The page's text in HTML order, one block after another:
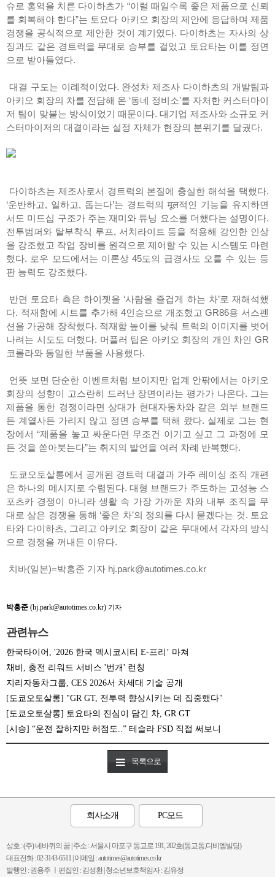
슈로 홍역을 치른 다이하츠가 “이럴 때일수록 좋은 제품으로 신뢰
를 회복해야 한다”는 토요다 아키오 회장의 제안에 응답하며 제품
경쟁을 공식적으로 제안한 것이 계기였다. 다이하츠는 자사의 상
징과도 같은 경트럭을 무대로 승부를 걸었고 토요타는 이를 정면
으로 받아들였다.
대결 구도는 이례적이었다. 완성차 제조사 다이하츠의 개발팀과
아키오 회장의 차를 전담해 온 ‘동네 정비소’를 자처한 커스터마이
저 팀이 맞붙는 방식이었기 때문이다. 대기업 제조사와 소규모 커
스터마이저의 대결이라는 설정 자체가 현장의 분위기를 달궜다.
다이하츠는 제조사로서 경트럭의 본질에 충실한 해석을 택했다.
‘운반하고, 일하고, 돕는다’는 경트럭의 मूल적인 기능을 유지하면
서도 미드십 구조가 주는 재미와 튜닝 요소를 더했다는 설명이다.
전투범퍼와 탈부착식 루프, 서치라이트 등을 적용해 강인한 인상
을 강조했고 작업 장비를 원격으로 제어할 수 있는 시스템도 마련
했다. 로우 모드에서는 이론상 45도의 급경사도 오를 수 있는 등
판 능력도 강조했다.
반면 토요타 측은 하이젯을 ‘사람을 즐겁게 하는 차’로 재해석했
다. 적재함에 시트를 추가해 4인승으로 개조했고 GR86용 서스펜
션을 가공해 장착했다. 적재함 높이를 낮춰 트럭의 이미지를 벗어
나려는 시도도 더했다. 머플러 팁은 아키오 회장의 개인 차인 GR
코롤라와 동일한 부품을 사용했다.
언뜻 보면 단순한 이벤트처럼 보이지만 업계 안팎에서는 아키오
회장의 성향이 고스란히 드러난 장면이라는 평가가 나온다. 그는
제품을 통한 경쟁이라면 상대가 현대자동차와 같은 외부 브랜드
든 계열사든 가리지 않고 정면 승부를 택해 왔다. 실제로 그는 현
장에서 “제품을 놓고 싸운다면 무조건 이기고 싶고 그 과정에 모
든 것을 쏟아붓는다”는 취지의 발언을 여러 차례 반복했다.
도쿄오토살롱에서 공개된 경트럭 대결과 가주 레이싱 조직 개편
은 하나의 메시지로 수렴된다. 대형 브랜드가 주도하는 고성능 스
포츠카 경쟁이 아니라 생활 속 가장 가까운 차와 내부 조직을 무
대로 삼은 경쟁을 통해 ‘좋은 차’의 정의를 다시 묻겠다는 것. 토요
타와 다이하츠, 그리고 아키오 회장이 같은 무대에서 각자의 방식
으로 경쟁을 꺼내든 이유다.
치바(일본)=박홍준 기자 hj.park@autotimes.co.kr
박홍준 (hj.park@autotimes.co.kr) 기자
관련뉴스
한국타이어, '2026 한국 멕시코시티 E-프리’ 마쳐
채비, 충전 리워드 서비스 '번개' 런칭
지리자동차그룹, CES 2026서 차세대 기술 공개
[도쿄오토살롱] "GR GT, 전투력 향상시키는 데 집중했다"
[도쿄오토살롱] 토요타의 진심이 담긴 차, GR GT
[시승] “운전 잘하지만 허점도..” 테슬라 FSD 직접 써보니
목록으로
회사소개 PC모드
상호 : (주) 네바퀴의 꿈 | 주소 : 서울시 마포구 동교로 191, 202호(동교동,디비엠빌딩)
대표전화 : 02-3143-6511 | 이메일 : autotimes@autotimes.co.kr
발행인 : 권용주 ㅣ편집인 : 김성환 | 청소년보호책임자 : 김유정